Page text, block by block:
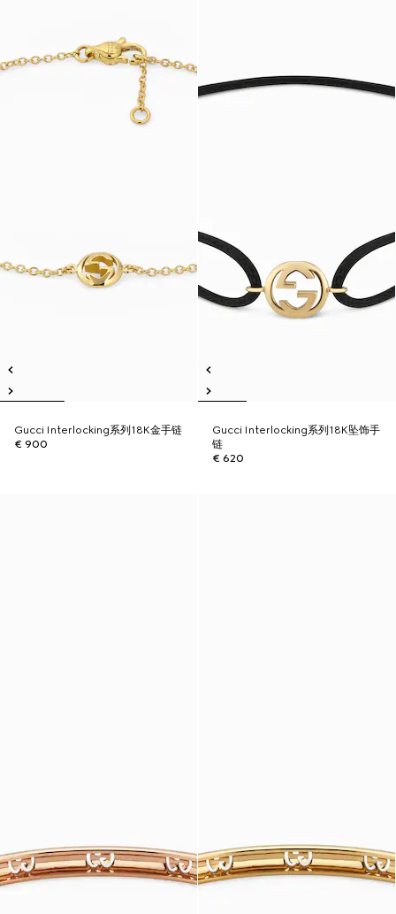
Gucci Interlocking系列18K金手链
€ 900
Gucci Interlocking系列18K坠饰手
链
€ 620